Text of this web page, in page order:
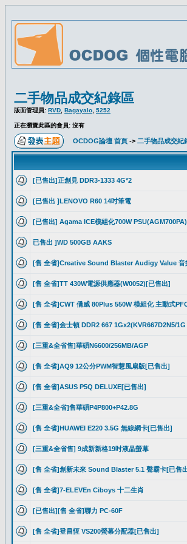
二手物品成交紀錄區
版面管理員: RVD Bagayalo 5252
正在瀏覽此區的會員: 沒有
OCDOG論壇 首頁 -> 二手物品成交紀
[已售出]正創見 DDR3-1333 4G*2
[已售出 ]LENOVO R60 14吋筆電
[已售出] Agama ICE模組化700W PSU(AGM700PA)
已售出 ]WD 500GB AAKS
[售 全省]Creative Sound Blaster Audigy Value 音
[售 全省]TT 430W電源供應器(W0052)[已售出]
[售 全省]CWT 僑威 80Plus 550W 模組化 主動式
[售 全省]金士頓 DDR2 667 1Gx2(KVR667D2N5/
[三重&全省售]華碩N6600/256MB/AGP
[售 全省]AQ9 12公分PWM智慧風扇版[已售出]
[售 全省]ASUS P5Q DELUXE[已售出]
[三重&全省]售華碩P4P800+P42.8G
[售 全省]HUAWEI E220 3.5G 無線網卡[已售出]
[三重&全省售] 9成新新格19吋液晶螢幕
[售 全省]創新未來 Sound Blaster 5.1 聲霸卡[已售
[售 全省]7-ELEVEn Ciboys 十二生肖
[已售出][售 全省]聯力 PC-60F
[售 全省]登昌恆 VS200螢幕分配器[已售出]